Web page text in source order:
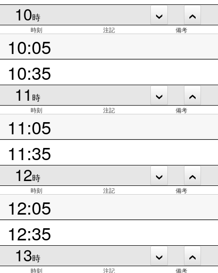
10時
時刻 注記 備考
10:05
10:35
11 時
時刻 注記 備考
11:05
11:35
12時
時刻 注記 備考
12:05
12:35
13時
時刻 注記 備考